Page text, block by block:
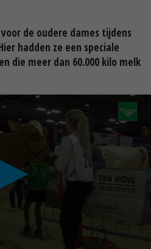
de oudere dames tijdens
hadden ze een speciale
die meer dan 60.000 kilo melk